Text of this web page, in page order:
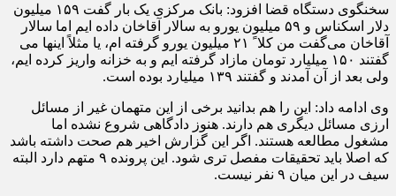
سخنگوی دستگاه قضا افزود: بانک مرکزی یک بار گفت ۱۵۹ میلیون
دلار اسکناس و ۵۹ میلیون یورو به سالار آقاخان داده ایم اما سالار
آقاخان می‌گفت من کلا ً ۲۱ میلیون یورو گرفته ام، یا مثلاً اینها می
گفتند ۱۵۰ میلیارد تومان مازاد گرفته ایم و به خزانه واریز کرده ایم،
ولی بعد از آن آمدند و‌ گفتند ۱۳۹ میلیارد بوده است.
وی ادامه داد: این را هم بدانید برخی از این متهمان غیر از مسائل
ارزی مسائل دیگری هم دارند. هنوز دادگاهی شروع نشده اما
مشغول مطالعه هستند. اگر این گزارش اخیر هم صحت داشته باشد
که اصلا باید تحقیقات مفصل تری شود. این پرونده ۹ متهم دارد البته
سیف در این میان ۹ نفر نیست.